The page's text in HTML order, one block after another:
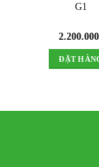
G1
2.200.000
ĐẶT